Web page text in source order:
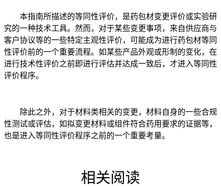
本指南所描述的等同性评价，是药包材变更评价或实验研
究的一种技术工具。然而，对于某些变更事项，来自供应商与
客户协议等的一些特定主观性评价，可能成为进行药包材等同
性评价前的一个重要流程。如某些产品外观或形制的变化，在
进行技术性评价之前即进行评估并达成一致后，才进入等同性
评价程序。
除此之外，对于材料类相关的变更，材料自身的一些合规
性测试或评估，如拟变更材料或组件符合药用要求的证据等，
也是进入等同性评价程序之前的一个重要考量。
相关阅读